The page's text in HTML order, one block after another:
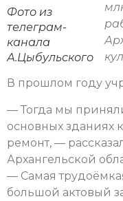
Фото из
телеграм-
канала
А.Цыбульского
В прошлом году
— Тогда мы
основных зданиях
ремонт, —
Архангельской
— Самая
большой актовый